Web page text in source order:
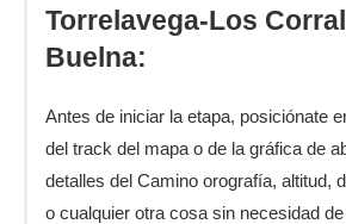
Torrelavega-Los
Buelna:
Antes de iniciar la etapa, posiciónate
del track del mapa o de la gráfica de
detalles del Camino orografía, altitud,
o cualquier otra cosa sin necesidad